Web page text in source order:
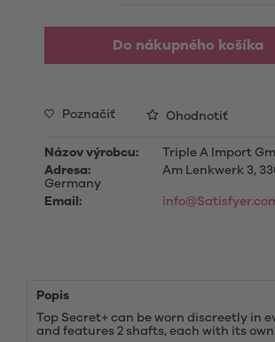
Do nákupného košíka
Poznačiť Ohodnotiť
Názov výrobcu:
Triple A Import
Adresa:
Am Lenkwerk 3,
Germany
Email:
Popis
Top Secret+ can be worn discreetly in
and features 2 shafts, each with its